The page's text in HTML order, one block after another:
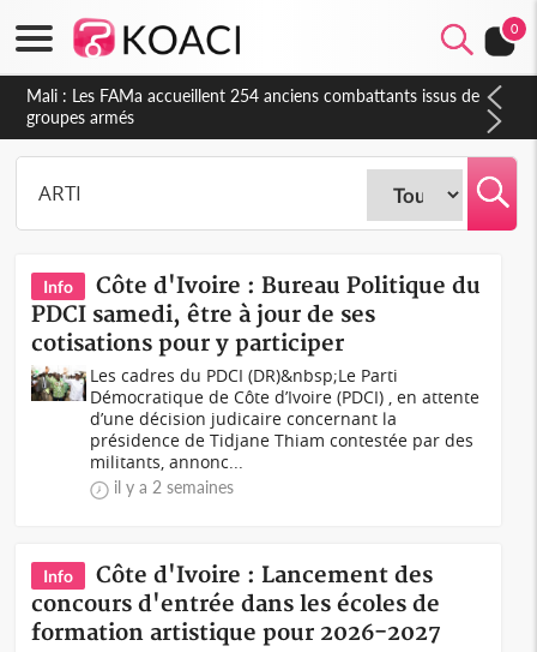
0
Côte d'Ivoire : Election FIF, le frère de feu Sidy Diallo se lance
dans la course
Info
Côte d'Ivoire : Bureau Politique du
PDCI samedi, être à jour de ses
cotisations pour y participer
Les cadres du PDCI (DR)&nbsp;Le Parti
Démocratique de Côte d’Ivoire (PDCI) , en attente
d’une décision judicaire concernant la
présidence de Tidjane Thiam contestée par des
militants, annonc...
il y a 2 semaines
Info
Côte d'Ivoire : Lancement des
concours d'entrée dans les écoles de
formation artistique pour 2026-2027